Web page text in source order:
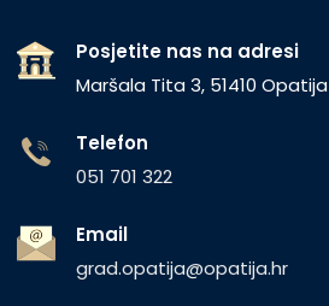
Posjetite nas na adresi
Maršala Tita 3, 51410 Opatija
Telefon
051 701 322
Email
grad.opatija@opatija.hr